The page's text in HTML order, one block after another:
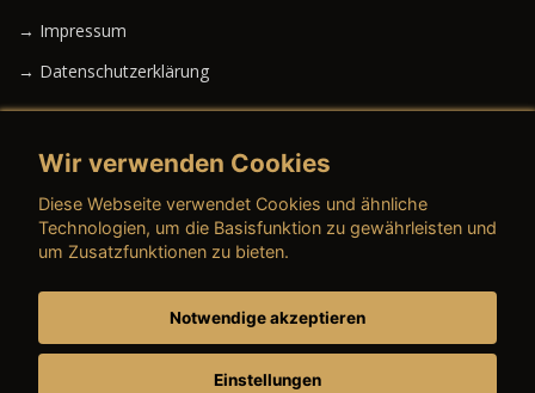
→ Impressum
→ Datenschutzerklärung
→ AGB (Gebrauchtwagen)
→ AGB (Dienstleistungen)
Wir verwenden Cookies
Diese Webseite verwendet Cookies und ähnliche
Technologien, um die Basisfunktion zu gewährleisten und
um Zusatzfunktionen zu bieten.
Notwendige akzeptieren
Einstellungen